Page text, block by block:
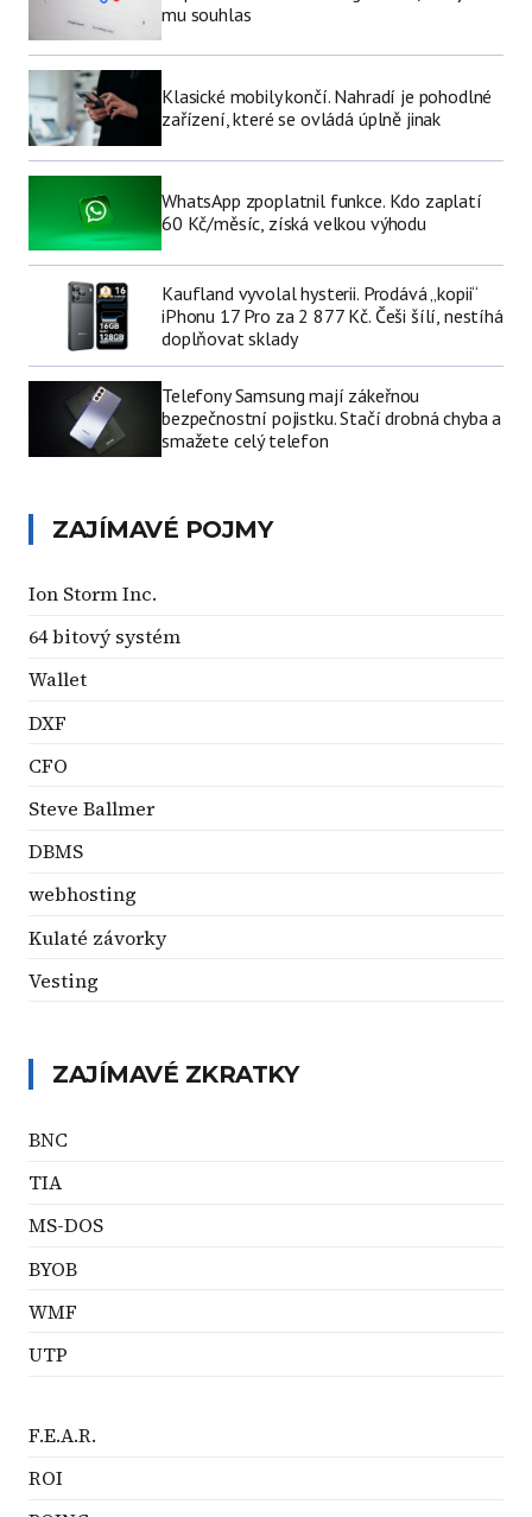
mu souhlas
Klasické mobily končí. Nahradí je pohodlné
zařízení, které se ovládá úplně jinak
WhatsApp zpoplatnil funkce. Kdo zaplatí
60 Kč/měsíc, získá velkou výhodu
Kaufland vyvolal hysterii. Prodává „kopii“
iPhonu 17 Pro za 2 877 Kč. Češi šílí, nestíhá
doplňovat sklady
Telefony Samsung mají zákeřnou
bezpečnostní pojistku. Stačí drobná chyba a
smažete celý telefon
ZAJÍMAVÉ POJMY
Ion Storm Inc.
64 bitový systém
Wallet
DXF
CFO
Steve Ballmer
DBMS
webhosting
Kulaté závorky
Vesting
ZAJÍMAVÉ ZKRATKY
BNC
TIA
MS-DOS
BYOB
WMF
UTP
F.E.A.R.
ROI